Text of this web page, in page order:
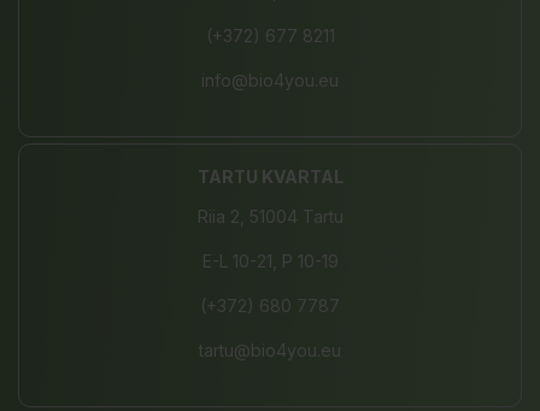
(+372) 677 8211
info@bio4you.eu
TARTU KVARTAL
Riia 2, 51004 Tartu
E-L 10-21, P 10-19
(+372) 680 7787
tartu@bio4you.eu